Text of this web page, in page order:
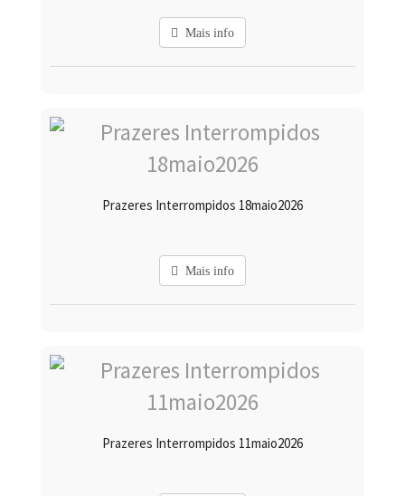
Mais info
Prazeres Interrompidos 18maio2026
Mais info
Prazeres Interrompidos 11maio2026